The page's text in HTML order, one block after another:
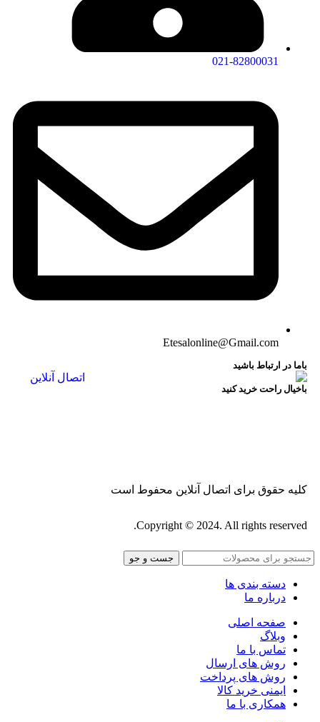
021-82800031
Etesalonline@Gmail.com
باما در ارتباط باشید
باخیال راحت خرید کنید
کلیه حقوق برای اتصال آنلاین محفوط است
Copyright © 2024. All rights reserved.
جست و جو
دسته بندی ها
درباره ما
صفحه اصلی
وبلاگ
تماس با ما
روش های ارسال
روش های پرداخت
ایمنی خرید کالا
همکاری با ما